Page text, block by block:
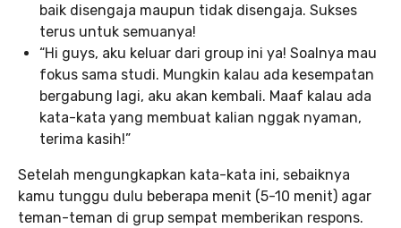
baik disengaja maupun tidak disengaja. Sukses
terus untuk semuanya!
“Hi guys, aku keluar dari group ini ya! Soalnya mau
fokus sama studi. Mungkin kalau ada kesempatan
bergabung lagi, aku akan kembali. Maaf kalau ada
kata-kata yang membuat kalian nggak nyaman,
terima kasih!”
Setelah mengungkapkan kata-kata ini, sebaiknya
kamu tunggu dulu beberapa menit (5-10 menit) agar
teman-teman di grup sempat memberikan respons.